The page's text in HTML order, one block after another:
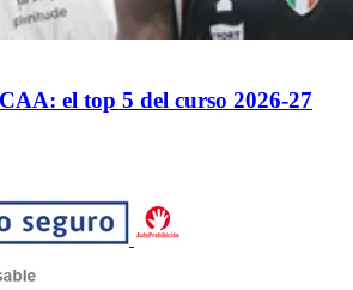
el top 5 del curso 2026-27